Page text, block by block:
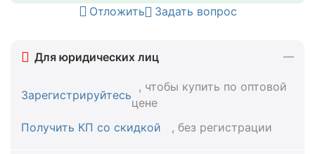
Отложить Задать вопрос
Для юридических лиц
Зарегистрируйтесь
, чтобы купить по оптовой
цене
Получить КП со скидкой
, без регистрации